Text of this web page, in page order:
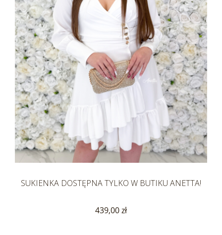
SUKIENKA DOSTĘPNA TYLKO W BUTIKU ANETTA!
439,00 zł